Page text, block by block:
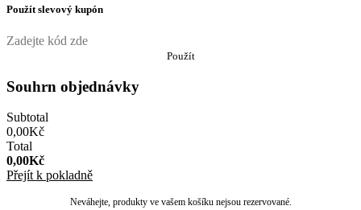
Použít slevový kupón
Použít
Souhrn objednávky
Subtotal
0,00Kč
Total
0,00Kč
Přejít k pokladně
Neváhejte, produkty ve vašem košíku nejsou rezervované.